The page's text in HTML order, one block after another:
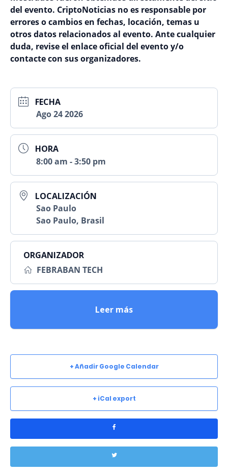
del evento. CriptoNoticias no es responsable por
errores o cambios en fechas, locación, temas u
otros datos relacionados al evento. Ante cualquier
duda, revise el enlace oficial del evento y/o
contacte con sus organizadores.
FECHA
Ago 24 2026
HORA
8:00 am - 3:50 pm
LOCALIZACIÓN
Sao Paulo
Sao Paulo, Brasil
ORGANIZADOR
FEBRABAN TECH
Leer más
+ Añadir Google Calendar
+ iCal export